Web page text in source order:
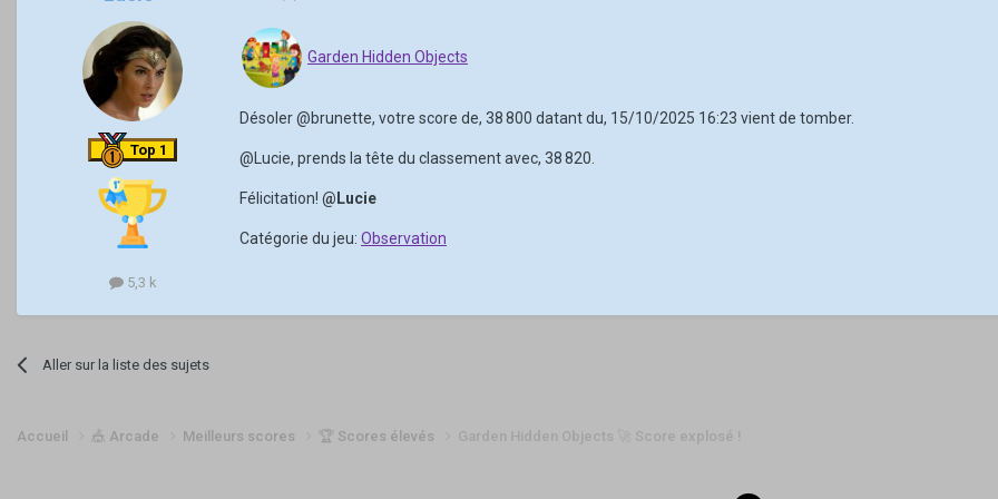
Top 1
5,3 k
Garden Hidden Objects
Désoler@brunette, votre score de, 38 800 datant du, 15/10/2025 16:23 vient de tomber.
@Lucie, prends la tête du classement avec, 38 820.
Félicitation! @Lucie
Catégorie du jeu: Observation
Aller sur la liste des sujets
Accueil 🎪 Arcade Meilleurs scores 🏆 Scores élevés Garden Hidden Objects 🚀 Score explosé !